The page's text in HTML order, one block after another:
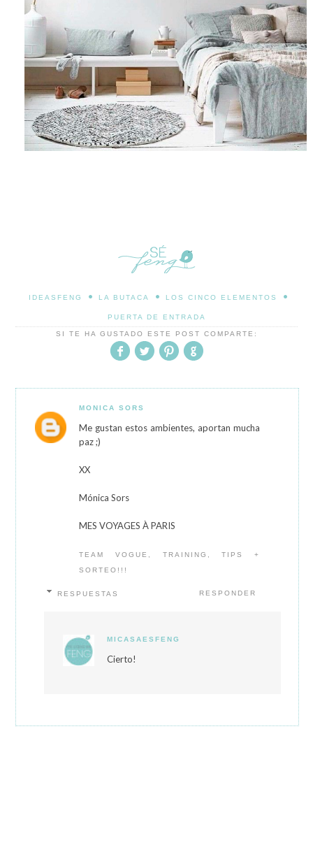
IDEASFENG • LA BUTACA • LOS CINCO ELEMENTOS •
PUERTA DE ENTRADA
SI TE HA GUSTADO ESTE POST COMPARTE:
MONICA SORS
Me gustan estos ambientes, aportan mucha
paz ;)
XX
Mónica Sors
MES VOYAGES À PARIS
TEAM VOGUE, TRAINING, TIPS +
SORTEO!!!
RESPONDER
RESPUESTAS
MICASAESFENG
Cierto!